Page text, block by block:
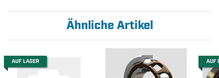
Ähnliche Artikel
AUF LAGER AUF